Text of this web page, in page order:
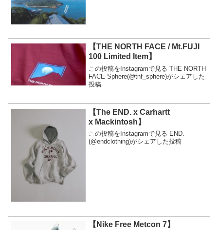
【THE NORTH FACE / Mt.FUJI
100 Limited Item】
この投稿をInstagramで見る THE NORTH
FACE Sphere(@tnf_sphere)がシェアした
投稿
【The END. x Carhartt
x Mackintosh】
この投稿をInstagramで見る END.
(@endclothing)がシェアした投稿
【Nike Free Metcon 7】